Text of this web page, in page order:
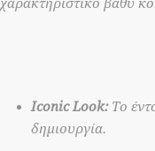
χαρακτηριστικό βαθύ
Iconic Look:Το
δημιουργία.